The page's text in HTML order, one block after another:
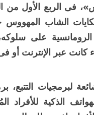
فى الربع الأول من
الشاب
على سلوكه،
كانت عبر الإنترنت أو
لبرمجيات
الذكية